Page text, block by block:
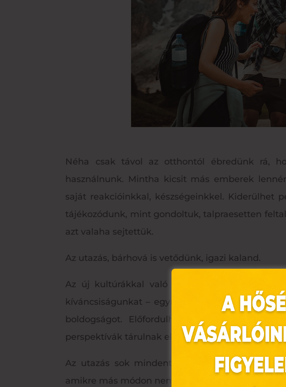
Néha csak távol az otthontól ébredünk rá,
használnunk. Mintha kicsit más emberek
saját reakcióinkkal, készségeinkkel.
tájékozódunk, mint gondoltuk, talpraesetten
azt valaha sejtettük.
Az utazás, bárhová is vetődünk, igazi kaland.
Az új kultúrákkal való megismerkedés, az új
kíváncsiságunkat – egyre többet és többet
boldogságot. Előfordulhat, hogy máshogy
perspektívák tárulnak elénk, amikre álmunkban
Az utazás sok mindent adhat számunkra.
amikre más módon nem lenne lehetőség, és